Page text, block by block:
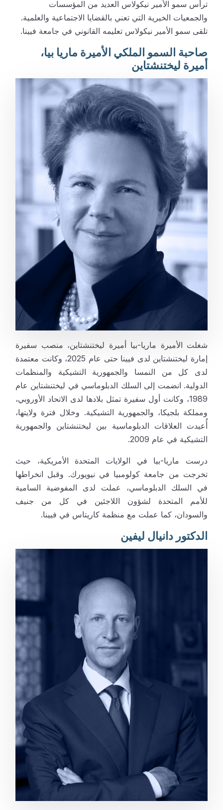
ترأس سمو الأمير نيكولاس العديد من المؤسسات
والجمعيات الخيرية التي تعني بالقضايا الاجتماعية والعلمية.
تلقى سمو الأمير نيكولاس تعليمه القانوني في جامعة فيينا.
صاحبة السمو الملكي الأميرة ماريا بيا،
أميرة ليختنشتاين
شغلت الأميرة ماريا-بيا أميرة ليختنشتاين، منصب سفيرة
إمارة ليختنشتاين لدى فيينا حتى عام 2025، وكانت معتمدة
لدى كل من النمسا والجمهورية التشيكية والمنظمات
الدولية. انضمت إلى السلك الدبلوماسي في ليختنشتاين عام
1989، وكانت أول سفيرة تمثل بلادها لدى الاتحاد الأوروبي،
ومملكة بلجيكا، والجمهورية التشيكية. وخلال فترة ولايتها،
أُعيدت العلاقات الدبلوماسية بين ليختنشتاين والجمهورية
التشيكية في عام 2009.
درست ماريا-بيا في الولايات المتحدة الأمريكية، حيث
تخرجت من جامعة كولومبيا في نيويورك. وقبل انخراطها
في السلك الدبلوماسي، عملت لدى المفوضية السامية
للأمم المتحدة لشؤون اللاجئين في كل من جنيف
والسودان، كما عملت مع منظمة كاريتاس في فيينا.
الدكتور دانيال ليفين